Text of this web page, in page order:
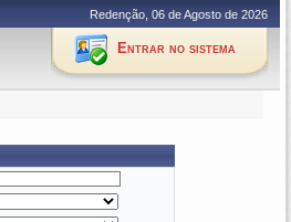
Redenção, 06 de Agosto de 2026
Entrar no sistema